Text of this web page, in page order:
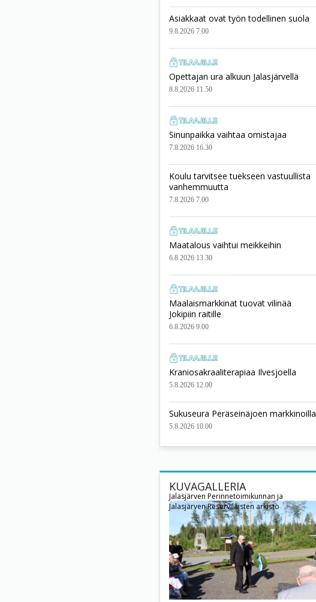
Asiakkaat ovat työn todellinen suola
9.8.2026 7.00
Opettajan ura alkuun Jalasjärvellä
8.8.2026 11.50
Sinunpaikka vaihtaa omistajaa
7.8.2026 16.30
Koulu tarvitsee tuekseen vastuullista
vanhemmuutta
7.8.2026 7.00
Maatalous vaihtui meikkeihin
6.8.2026 13.30
Maalaismarkkinat tuovat vilinää
Jokipiin raitille
6.8.2026 9.00
Kraniosakraaliterapiaa Ilvesjoella
5.8.2026 12.00
Sukuseura Peräseinäjoen markkinoilla
5.8.2026 10.00
KUVAGALLERIA
Jalasjärven Perinnetoimikunnan ja
Jalasjärven Reserviläisten arkisto